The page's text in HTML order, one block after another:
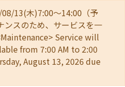
08/13(木)7:00～14:00（予
ンスのため、サービスを一
Service will
from 7:00 AM to 2:00
August 13, 2026 due